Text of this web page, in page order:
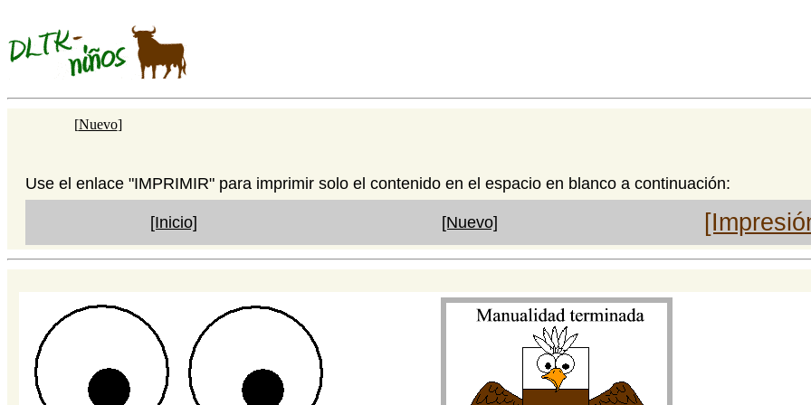
[Nuevo]
Use el enlace "IMPRIMIR" para imprimir solo el contenido en el espacio en blanco a continuación:
[Inicio] [Nuevo]